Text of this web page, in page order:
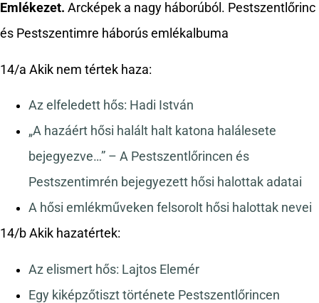
Emlékezet. Arcképek a nagy háborúból. Pestszentlőrinc
és Pestszentimre háborús emlékalbuma
14/a Akik nem tértek haza:
Az elfeledett hős: Hadi István
„A hazáért hősi halált halt katona halálesete
bejegyezve…” – A Pestszentlőrincen és
Pestszentimrén bejegyezett hősi halottak adatai
A hősi emlékműveken felsorolt hősi halottak nevei
14/b Akik hazatértek:
Az elismert hős: Lajtos Elemér
Egy kiképzőtiszt története Pestszentlőrincen